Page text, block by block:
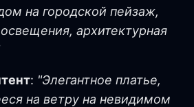
на городской пейзаж,
архитектурная
: "Элегантное платье,
на ветру на невидимом